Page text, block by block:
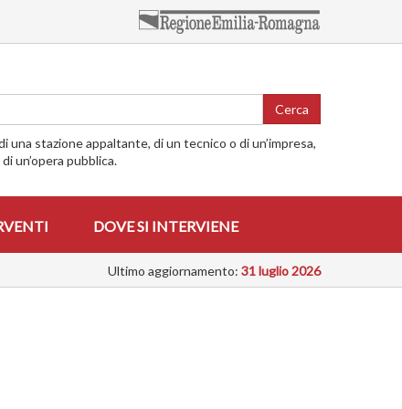
Cerca
una stazione appaltante, di un tecnico o di un’impresa,
un’opera pubblica.
DOVE SI INTERVIENE
Ultimo aggiornamento: 31 luglio 2026